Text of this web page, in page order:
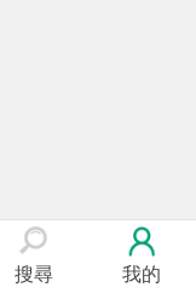
搜尋 我的